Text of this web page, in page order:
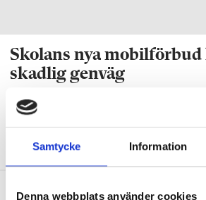
Samtycke Information
Denna webbplats använder cookies
Skolans nya mobilförbud
skadlig genväg
klassrummet. Men forskaren Martin
Holmgren varnar för riskerna med det nya
mobilförbudet.